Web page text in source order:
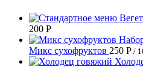
200 Р
Микс сухофруктов 250 Р /